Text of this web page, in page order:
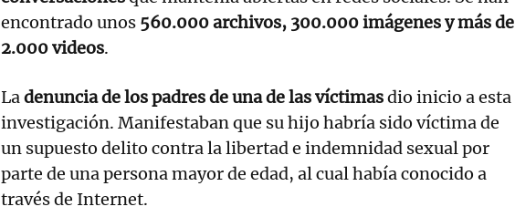
encontrado unos 560.000 archivos, 300.000 imágenes y más de
2.000 videos.
Ladenuncia de los padres de una de las víctimasdio inicio a esta
investigación. Manifestaban que su hijo habría sido víctima de
un supuesto delito contra la libertad e indemnidad sexual por
parte de una persona mayor de edad, al cual había conocido a
través de Internet.